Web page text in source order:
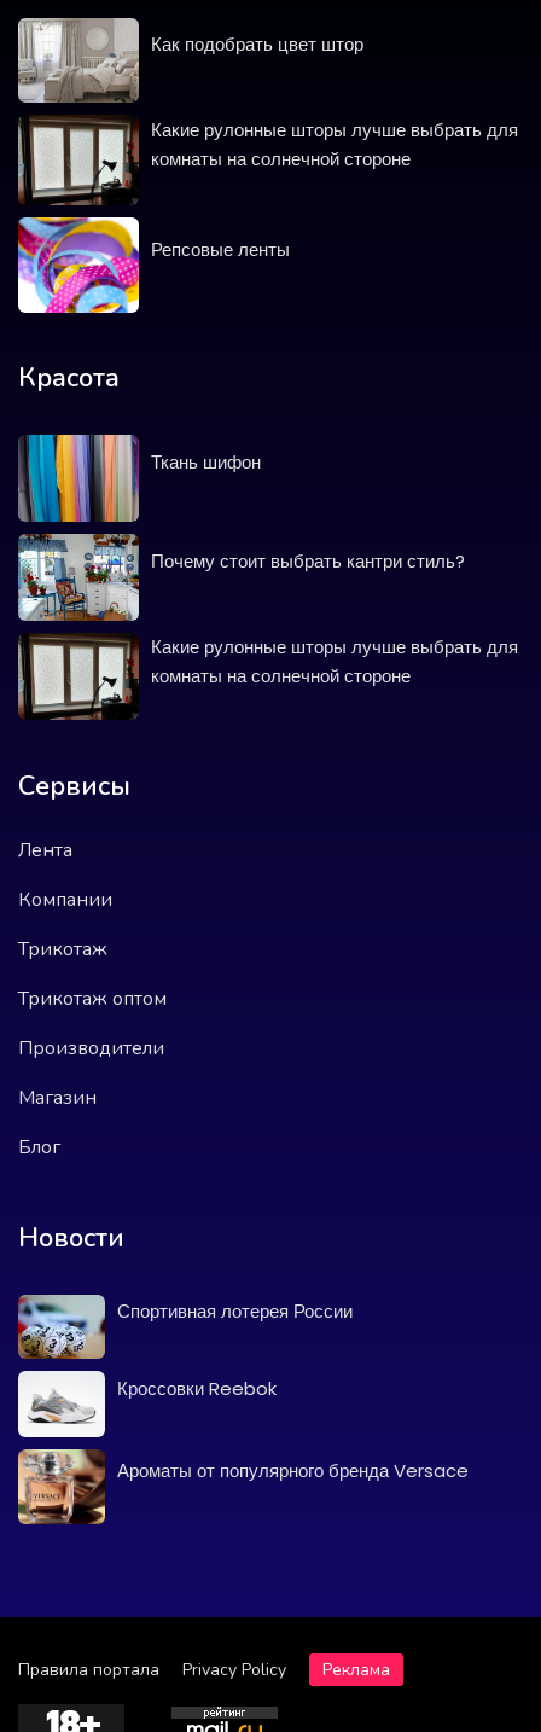
Как подобрать цвет штор
Какие рулонные шторы лучше выбрать для
комнаты на солнечной стороне
Репсовые ленты
Красота
Ткань шифон
Почему стоит выбрать кантри стиль?
Какие рулонные шторы лучше выбрать для
комнаты на солнечной стороне
Сервисы
Лента
Компании
Трикотаж
Трикотаж оптом
Производители
Магазин
Блог
Новости
Спортивная лотерея России
Кроссовки Reebok
Ароматы от популярного бренда Versace
Правила портала Privacy Policy Реклама